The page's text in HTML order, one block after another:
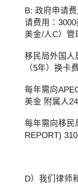
B: 政府申请
请费用：
美金/人C）管
移民局外国人
（5年）换卡
每年需向
美金 附属人
每年需向移民
REPORT)
D）我们律师